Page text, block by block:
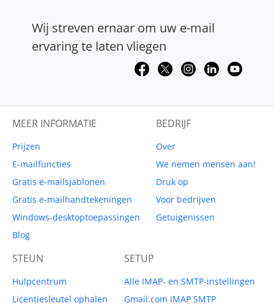
Wij streven ernaar om uw e-mail
ervaring te laten vliegen
MEER INFORMATIE
Prijzen
E-mailfuncties
Gratis e-mailsjablonen
Gratis e-mailhandtekeningen
Windows-desktoptoepassingen
Blog
BEDRIJF
Over
We nemen mensen aan!
Druk op
Voor bedrijven
Getuigenissen
STEUN
Hulpcentrum
Licentiesleutel ophalen
SETUP
Alle IMAP- en SMTP-instellingen
Gmail.com IMAP SMTP